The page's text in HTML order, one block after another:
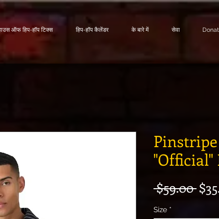
ऑफ हिप-हॉप टिक्स हिप-हॉप कैलेंडर के बारे में सेवा
Pinstripe
"Official"
$59.00
Size *